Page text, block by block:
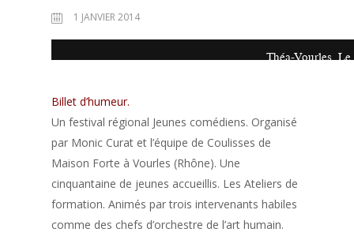
1 JANVIER 2014
Théa-Vourles.
Billet d’humeur.
Un festival régional Jeunes comédiens. Organisé
par Monic Curat et l’équipe de Coulisses de
Maison Forte à Vourles (Rhône). Une
cinquantaine de jeunes accueillis. Les Ateliers de
formation. Animés par trois intervenants habiles
comme des chefs d’orchestre de l’art humain.